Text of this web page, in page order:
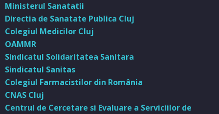
Ministerul Sanatatii
Directia de Sanatate Publica Cluj
Colegiul Medicilor Cluj
OAMMR
Sindicatul Solidaritatea Sanitara
Sindicatul Sanitas
Colegiul Farmacistilor din România
CNAS Cluj
Centrul de Cercetare si Evaluare a Serviciilor de